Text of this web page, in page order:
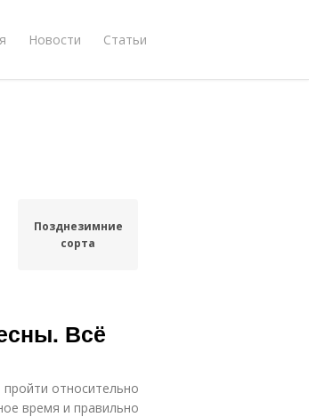
Новости Статьи
Позднезимние
сорта
Всё
относительно
время и правильно